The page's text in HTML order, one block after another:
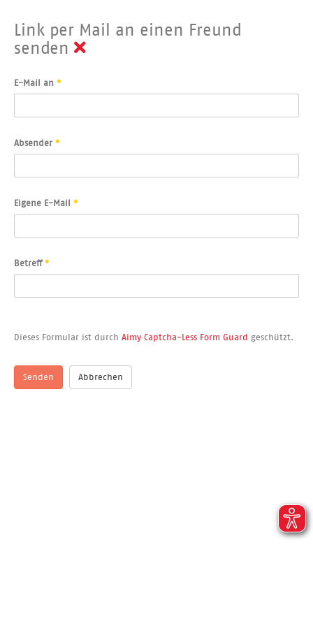
Link per Mail an einen Freund
senden
E-Mail an *
Absender *
Eigene E-Mail *
Betreff*
Dieses Formular ist durch Aimy Captcha-Less Form Guard geschützt.
Senden Abbrechen